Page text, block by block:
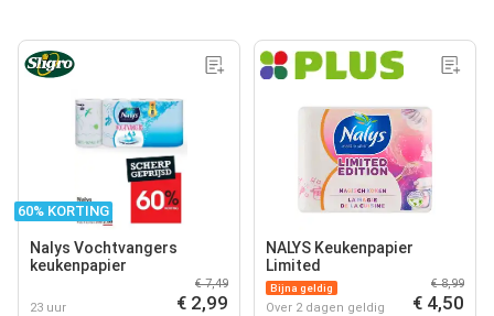
60% KORTING
Nalys Vochtvangers
keukenpapier
23 uur
€ 7,49
€ 2,99
NALYS Keukenpapier
Limited
Bijna geldig
Over 2 dagen geldig
€ 8,99
€ 4,50